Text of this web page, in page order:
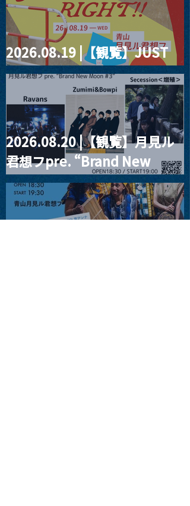
2026.08.19 |【観覧】JUST
RIGHT!! vol.27
2026.08.20 |【観覧】月見ル
君想フpre. “Brand New
Moon #3”